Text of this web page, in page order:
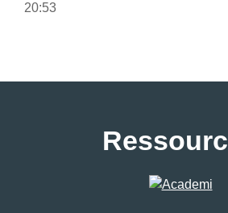
20:53